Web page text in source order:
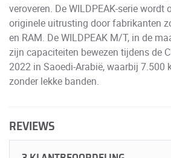
veroveren. De WILDPEAK-serie wordt
originele uitrusting door fabrikanten
en RAM. De WILDPEAK M/T, in de
zijn capaciteiten bewezen tijdens de
2022 in Saoedi-Arabië, waarbij 7.500
zonder lekke banden.
REVIEWS